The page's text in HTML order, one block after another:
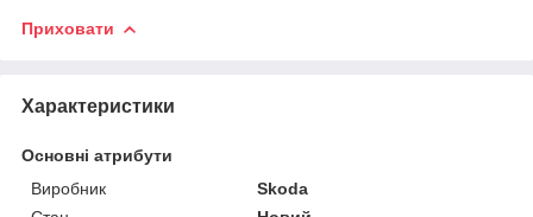
Приховати
Характеристики
Основні атрибути
Виробник
Skoda